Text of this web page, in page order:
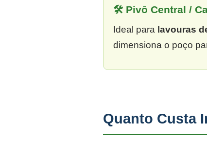
🛠 Pivô Central /
Ideal para lavouras
dimensiona o poço
Quanto Custa